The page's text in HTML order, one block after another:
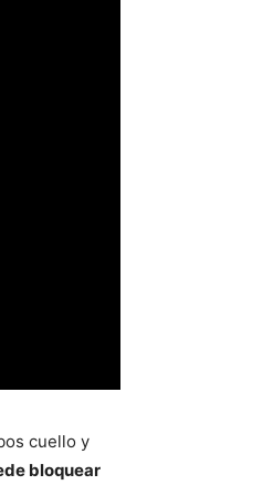
cuello y
bloquear